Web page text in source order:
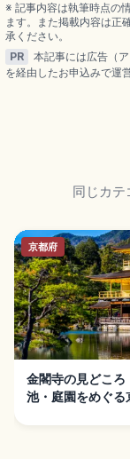
※ 記事内容は執筆時点の
ます。また掲載内容は正
承ください。
PR
本記事には広告（
を経由したお申込みで運
同じカテ
京都府
金閣寺の見どころ
池・庭園をめぐる